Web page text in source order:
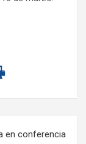
en conferencia